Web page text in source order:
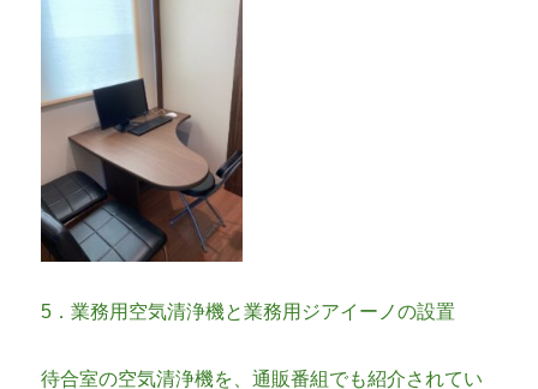
5．業務用空気清浄機と業務用ジアイーノの設置
待合室の空気清浄機を、通販番組でも紹介されてい